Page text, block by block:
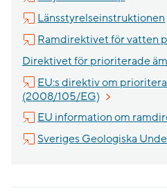
Länsstyrelseinstruktionen
Ramdirektivet för vatten
Direktivet för prioriterade
EU:s direktiv om
(2008/105/EG) Länk till
EU information om
Sveriges Geologiska